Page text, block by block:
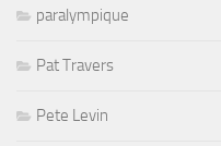
paralympique
Pat Travers
Pete Levin